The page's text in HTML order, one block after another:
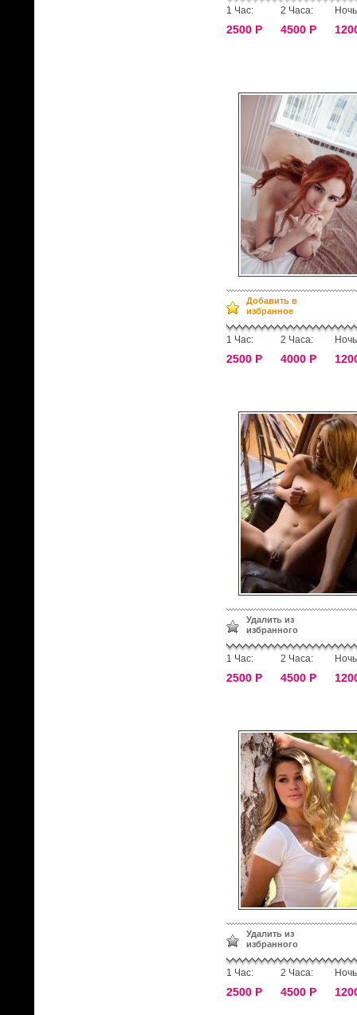
1 Час:
2500 Р
2 Часа:
4500 Р
Добавить в
избранное
1 Час:
2500 Р
2 Часа:
4000 Р
Удалить из
избранного
1 Час:
2500 Р
2 Часа:
4500 Р
Удалить из
избранного
1 Час:
2500 Р
2 Часа:
4500 Р